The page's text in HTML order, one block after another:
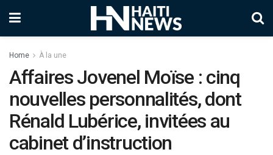
Home À la une
Affaires Jovenel Moïse : cinq
nouvelles personnalités, dont
Rénald Lubérice, invitées au
cabinet d’instruction